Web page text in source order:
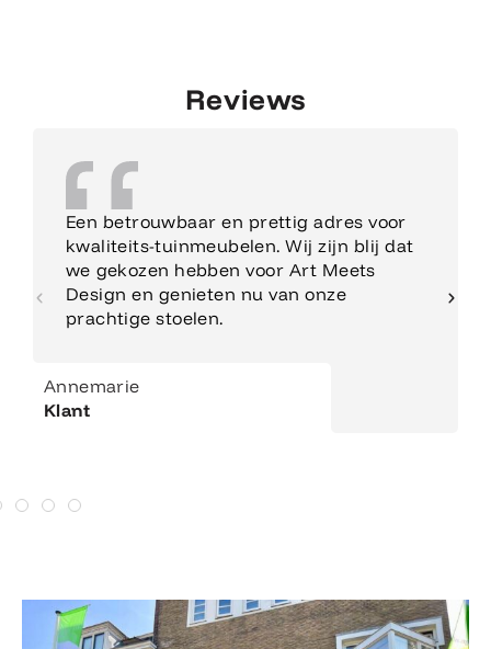
Reviews
Een betrouwbaar en prettig adres voor
kwaliteits-tuinmeubelen. Wij zijn blij dat
we gekozen hebben voor Art Meets
Design en genieten nu van onze
prachtige stoelen.
Annemarie
Klant